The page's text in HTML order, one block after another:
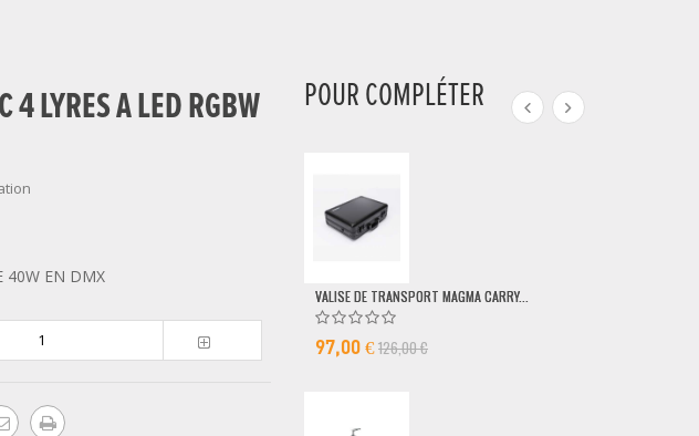
4 LYRES A LED RGBW
40W EN DMX
POUR COMPLÉTER
VALISE DE TRANSPORT MAGMA CARRY...
97,00 €126,00 €